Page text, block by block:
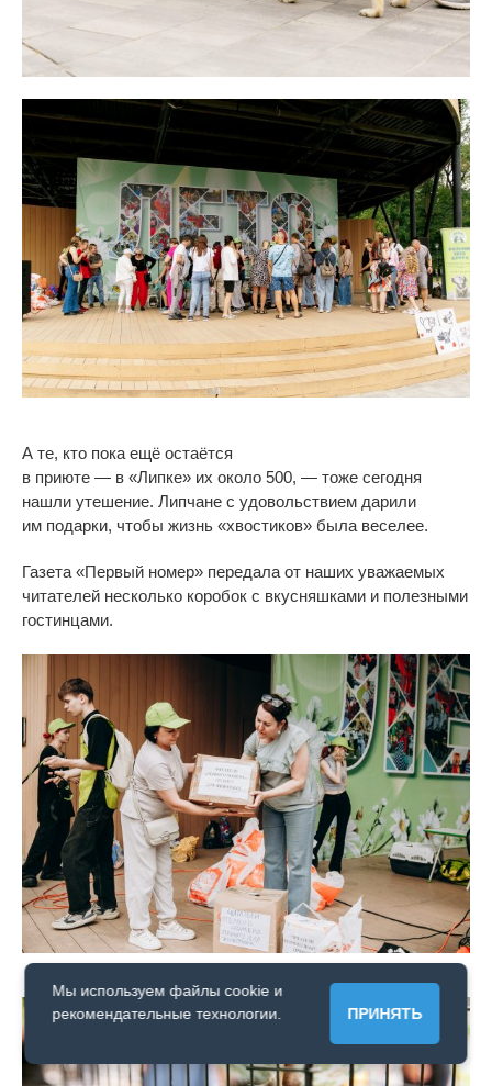
Мы используем файлы cookie и
рекомендательные технологии.
ПРИНЯТЬ
А те, кто пока ещё остаётся
в приюте — в «Липке» их около 500, — тоже сегодня
нашли утешение. Липчане с удовольствием дарили
им подарки, чтобы жизнь «хвостиков» была веселее.
Газета «Первый номер» передала от наших уважаемых
читателей несколько коробок с вкусняшками и полезными
гостинцами.